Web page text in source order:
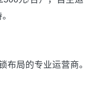
布局的专业运营商。